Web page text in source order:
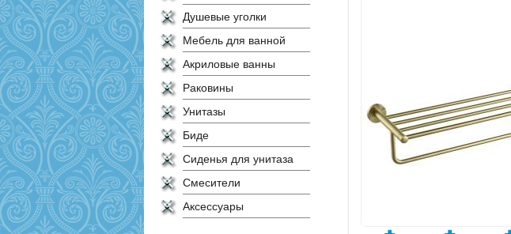
Душевые уголки
Мебель для ванной
Акриловые ванны
Раковины
Унитазы
Биде
Сиденья для унитаза
Смесители
Аксессуары